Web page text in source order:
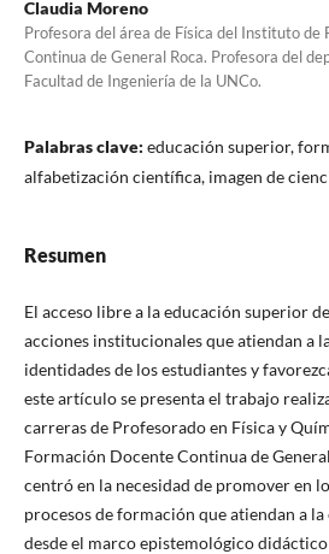
Claudia Moreno
Profesora del área de Física del Instituto de
Continua de General Roca. Profesora del
Facultad de Ingeniería de la UNCo.
Palabras clave: educación superior,
alfabetización científica, imagen de
Resumen
El acceso libre a la educación superior
acciones institucionales que atiendan a
identidades de los estudiantes y
este artículo se presenta el trabajo
carreras de Profesorado en Física y
Formación Docente Continua de
centró en la necesidad de promover en
procesos de formación que atiendan a
desde el marco epistemológico